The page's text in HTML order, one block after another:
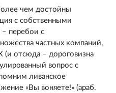
чем достойны
с собственными
перебои с
частных компаний,
отсюда – дороговизна
вопрос с
ливанское
«Вы воняете!» (араб.